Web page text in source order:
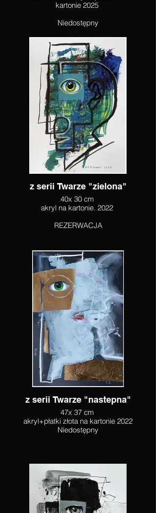
kartonie 2025
Niedostępny
z serii Twarze "zielona"
40x 30 cm
akryl na kartonie. 2022
REZERWACJA
z serii Twarze "nastepna"
47x 37 cm
akryl+płatki złota na kartonie 2022
Niedostępny